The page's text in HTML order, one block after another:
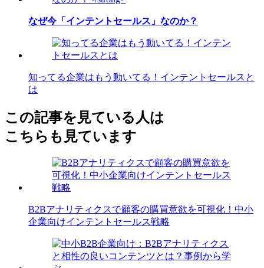
なぜ今「インテントセールス」なのか？
知ってる企業はもう動いてる！インテントセールスと
は
この記事を見ている人は
こちらも見ています
B2Bアナリティクスで顧客の購買意欲を可視化！中小
企業向けインテントセールス戦略